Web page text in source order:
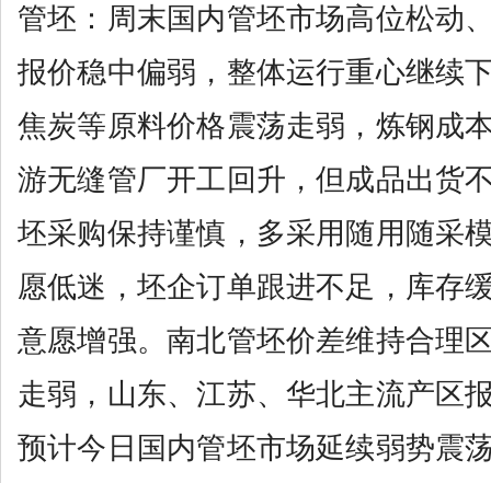
管坯：周末国内管坯市场高位松动
报价稳中偏弱，整体运行重心继续
焦炭等原料价格震荡走弱，炼钢成
游无缝管厂开工回升，但成品出货
坯采购保持谨慎，多采用随用随采
愿低迷，坯企订单跟进不足，库存
意愿增强。南北管坯价差维持合理
走弱，山东、江苏、华北主流产区
预计今日国内管坯市场延续弱势震